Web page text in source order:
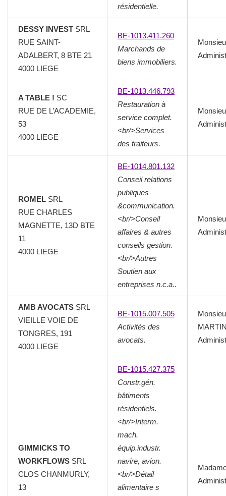
résidentielle.
DESSY INVEST SRL
RUE SAINT-
ADALBERT, 8 BTE 21
4000 LIEGE
BE-1013.411.260
Marchands de
biens immobiliers.
A TABLE ! SC
RUE DE L’ACADEMIE,
53
4000 LIEGE
BE-1013.446.793
Restauration à
service complet.
<br/>Services
des traiteurs.
ROMEL SRL
RUE CHARLES
MAGNETTE, 13D BTE
11
4000 LIEGE
BE-1014.801.132
Conseil relations
publiques
&communication.
<br/>Conseil
affaires & autres
conseils gestion.
<br/>Autres
Soutien aux
entreprises n.c.a..
AMB AVOCATS SRL
VIEILLE VOIE DE
TONGRES, 191
4000 LIEGE
BE-1015.007.505
Activités des
avocats.
GIMMICKS TO
WORKFLOWS SRL
CLOS CHANMURLY,
13
BE-1015.427.375
Constr.gén.
bâtiments
résidentiels.
<br/>Interm.
mach.
équip.industr.
navire, avion.
<br/>Détail
alimentaire s